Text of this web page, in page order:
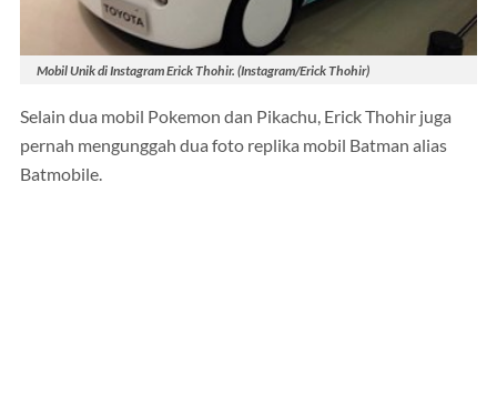
Mobil Unik di Instagram Erick Thohir. (Instagram/Erick Thohir)
Selain dua mobil Pokemon dan Pikachu, Erick Thohir juga
pernah mengunggah dua foto replika mobil Batman alias
Batmobile.